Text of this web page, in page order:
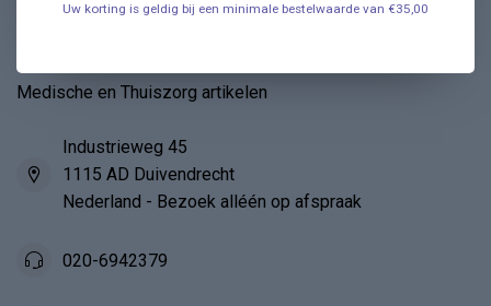
Medische en Thuiszorg artikelen
Industrieweg 45
1115 AD Duivendrecht
Nederland - Bezoek alléén op afspraak
020-6942379
Uw korting is geldig bij een minimale bestelwaarde van €35,00